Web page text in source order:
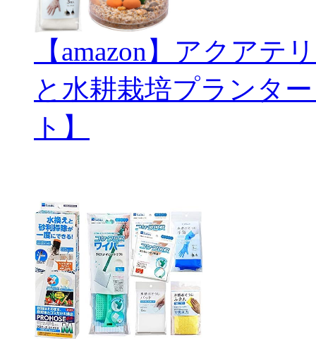
【amazon】アクアテ
と水耕栽培プランタ
ト】